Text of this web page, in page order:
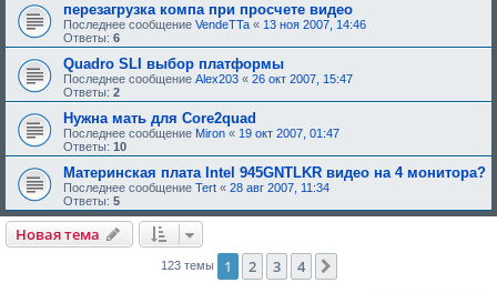
о
б
н
и
перезагрузка компа при просчете видео
Последнее сообщение VendeTTa « 13 ноя 2007, 14:46
Ответы: 6
Quadro SLI выбор платформы
Последнее сообщение Alex203 « 26 окт 2007, 15:47
Ответы: 2
Нужна мать для Core2quad
Последнее сообщение Miron « 19 окт 2007, 01:47
Ответы: 10
Материнская плата Intel 945GNTLKR видео на 4 монитора?
Последнее сообщение Tert « 28 авг 2007, 11:34
Ответы: 5
Новая тема
123 темы 1 2 3 4